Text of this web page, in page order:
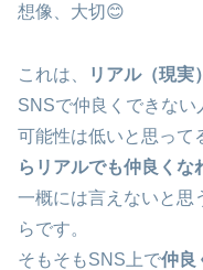
想像、大切😊
これは、 リアル（現実
SNSで仲良くできない
可能性は低いと思って
らリアルでも仲良くな
一概には言えないと思
らです。
そもそもSNS上で仲良